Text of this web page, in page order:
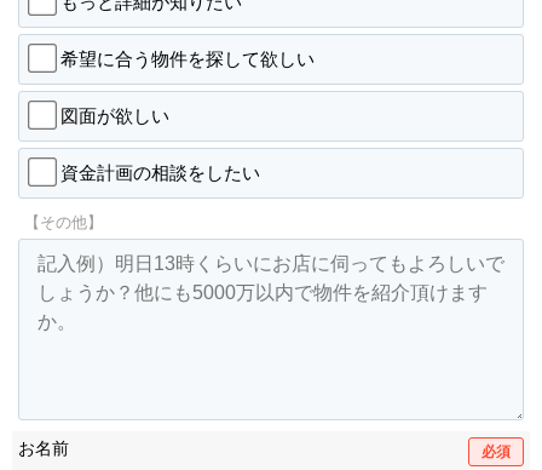
希望に合う物件を探して欲しい
図面が欲しい
資金計画の相談をしたい
【その他】
お名前 必須